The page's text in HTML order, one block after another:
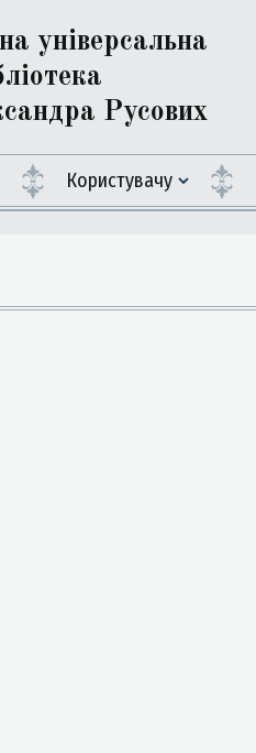
універсальна
Русових
Користувачу